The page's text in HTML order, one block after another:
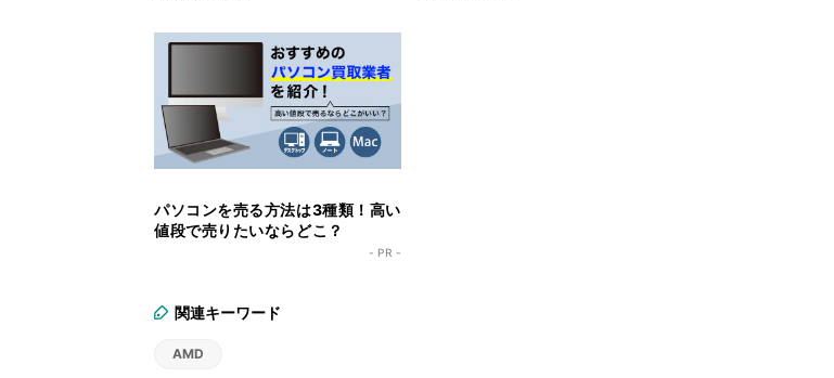
パソコンを売る方法は3種類！高い
値段で売りたいならどこ？
- PR -
関連キーワード
AMD